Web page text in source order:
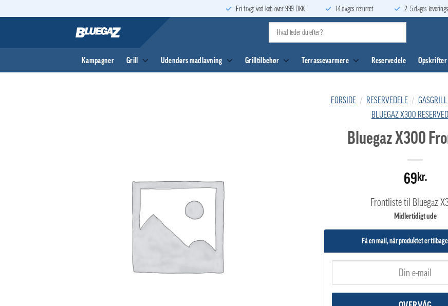
Fri fragt ved køb over 999 DKK 14 dages returret 2–5 dages
Kampagner Grill Udendørs madlavning Grilltilbehør Terrassevarmere Reservedele Opskrifter
FORSIDE / RESERVEDELE /
BLUEGAZ X300
Bluegaz X300
69kr.
Frontliste til Bluegaz
Midlertidigt ude
Få en mail, når produktet er